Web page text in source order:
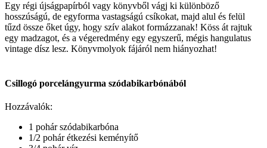
Egy régi újságpapírból vagy könyvből vágj ki különböző
hosszúságú, de egyforma vastagságú csíkokat, majd alul és felül
tűzd össze őket úgy, hogy szív alakot formázzanak! Köss át rajtuk
egy madzagot, és a végeredmény egy egyszerű, mégis hangulatus
vintage dísz lesz. Könyvmolyok fájáról nem hiányozhat!
Csillogó porcelángyurma szódabikarbónából
Hozzávalók:
1 pohár szódabikarbóna
1/2 pohár étkezési keményítő